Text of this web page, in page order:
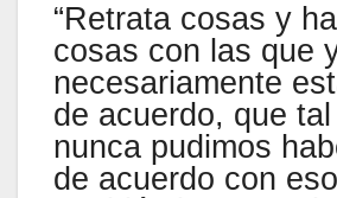
“Retrata cosas y
cosas con las que
necesariamente
de acuerdo, que
nunca pudimos
de acuerdo con